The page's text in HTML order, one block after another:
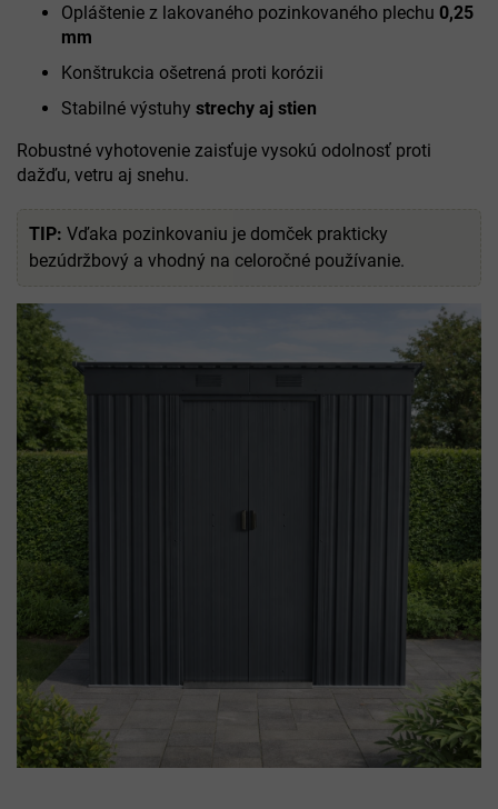
Opláštenie z lakovaného pozinkovaného plechu 0,25
mm
Konštrukcia ošetrená proti korózii
Stabilné výstuhy strechy aj stien
Robustné vyhotovenie zaisťuje vysokú odolnosť proti
dažďu, vetru aj snehu.
TIP: Vďaka pozinkovaniu je domček prakticky
bezúdržbový a vhodný na celoročné používanie.